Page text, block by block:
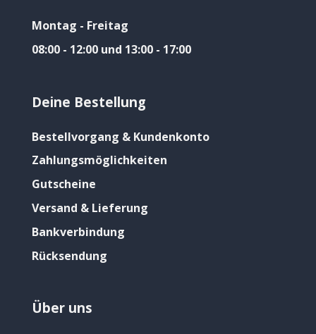
Montag - Freitag
08:00 - 12:00 und 13:00 - 17:00
Deine Bestellung
Bestellvorgang & Kundenkonto
Zahlungsmöglichkeiten
Gutscheine
Versand & Lieferung
Bankverbindung
Rücksendung
Über uns